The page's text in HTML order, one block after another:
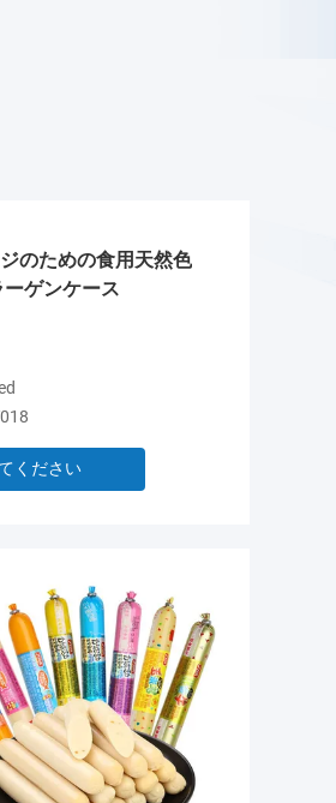
のための食用天然色
ゲンケース
ください